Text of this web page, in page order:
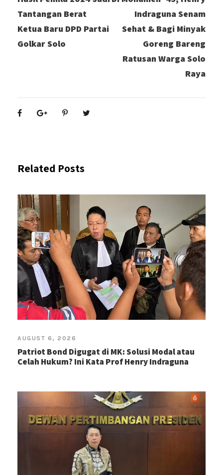
Tantangan Berat
Ketua Baru DPD Partai
Golkar Solo
Indraguna Senam
Sehat & Bagi Minyak
Goreng Bareng
Ratusan Warga Solo
Raya
Related Posts
AUGUST 6, 2026
Patriot Bond Digugat di MK: Solusi Modal atau
Celah Hukum? Ini Kata Prof Henry Indraguna